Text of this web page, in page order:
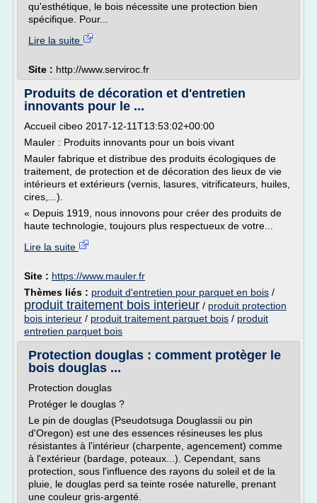
qu'esthétique, le bois nécessite une protection bien
spécifique. Pour...
Lire la suite
Site : http://www.serviroc.fr
Produits de décoration et d'entretien
innovants pour le ...
Accueil cibeo 2017-12-11T13:53:02+00:00
Mauler : Produits innovants pour un bois vivant
Mauler fabrique et distribue des produits écologiques de
traitement, de protection et de décoration des lieux de vie
intérieurs et extérieurs (vernis, lasures, vitrificateurs, huiles,
cires,...).
« Depuis 1919, nous innovons pour créer des produits de
haute technologie, toujours plus respectueux de votre...
Lire la suite
Site : https://www.mauler.fr
Thèmes liés : produit d'entretien pour parquet en bois /
produit traitement bois interieur / produit protection
bois interieur / produit traitement parquet bois / produit
entretien parquet bois
Protection douglas : comment protèger le
bois douglas ...
Protection douglas
Protéger le douglas ?
Le pin de douglas (Pseudotsuga Douglassii ou pin
d'Oregon) est une des essences résineuses les plus
résistantes à l'intérieur (charpente, agencement) comme
à l'extérieur (bardage, poteaux...). Cependant, sans
protection, sous l'influence des rayons du soleil et de la
pluie, le douglas perd sa teinte rosée naturelle, prenant
une couleur gris-argenté.